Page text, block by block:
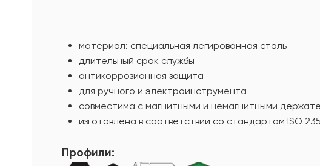
материал: специальная легированная сталь
длительный срок службы
антикоррозионная защита
для ручного и электроинструмента
совместима с магнитными и немагнитными
изготовлена в соответствии со стандартом ISO
Профили: